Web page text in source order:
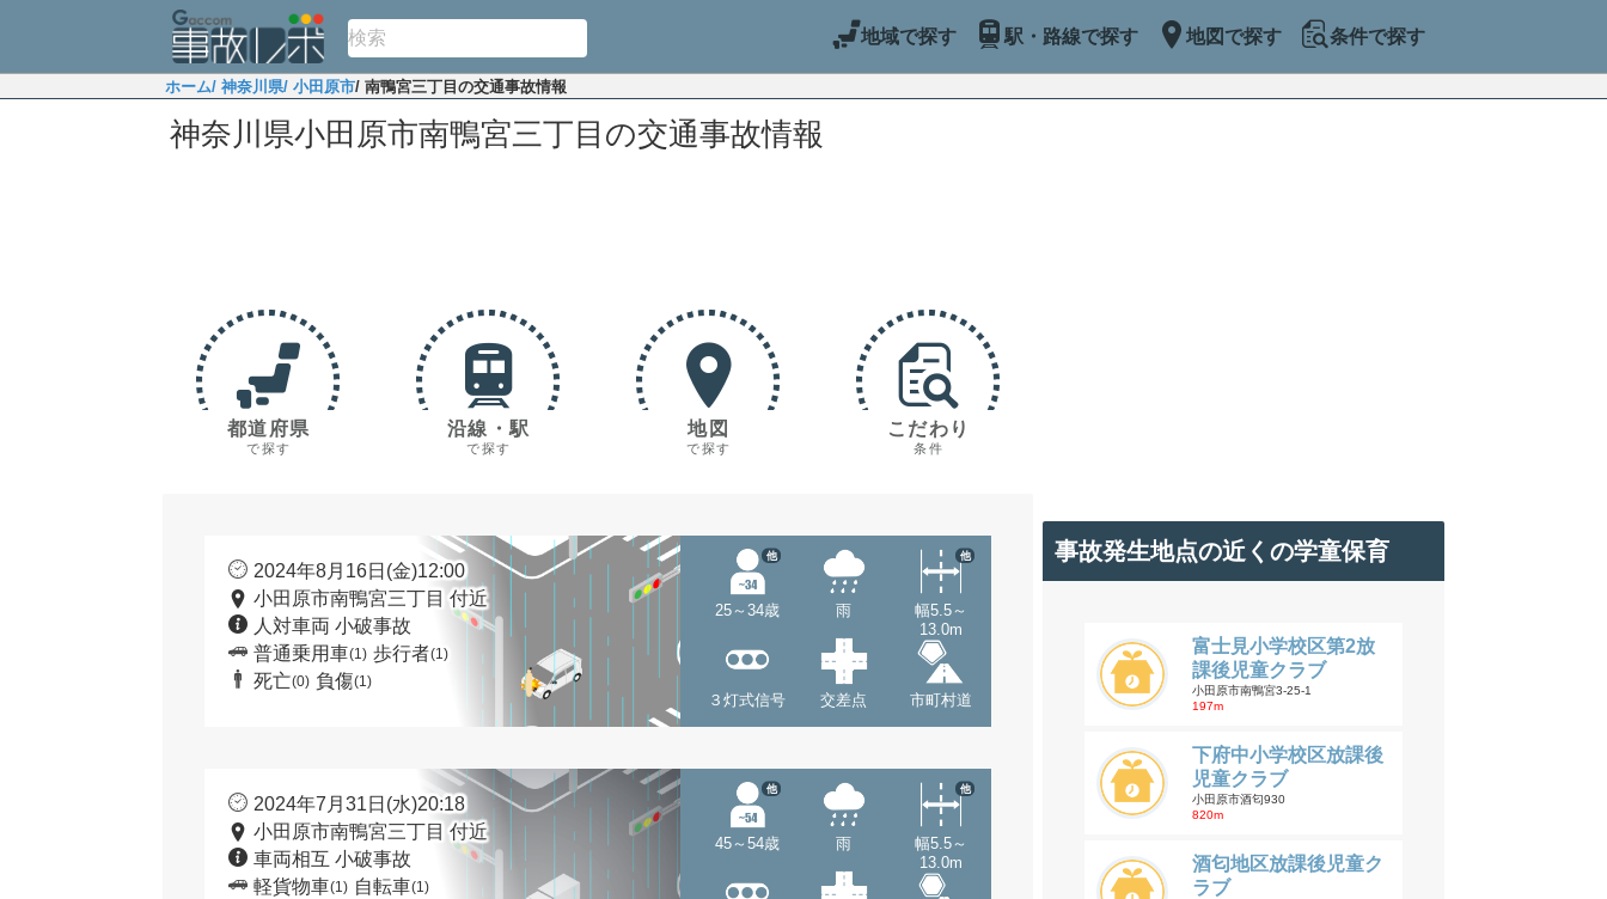
地域で探す 駅・路線で探す 地図で探す 条件で探す
ホーム/ 神奈川県/ 小田原市/ 南鴨宮三丁目の交通事故情報
神奈川県小田原市南鴨宮三丁目の交通事故情報
都道府県
で探す
沿線・駅
で探す
地図
で探す
こだわり
条件
2024年8月16日(金)12:00
小田原市南鴨宮三丁目 付近
人対車両 小破事故
普通乗用車(1) 歩行者(1)
死亡(0) 負傷(1)
25～34歳
他
雨
幅5.5～
13.0m
他
３灯式信号 交差点 市町村道
2024年7月31日(水)20:18
小田原市南鴨宮三丁目 付近
車両相互 小破事故
軽貨物車(1) 自転車(1)
45～54歳
他
雨
幅5.5～
13.0m
他
事故発生地点の近くの学童保育
富士見小学校区第2放
課後児童クラブ
小田原市南鴨宮3-25-1
197m
下府中小学校区放課後
児童クラブ
小田原市酒匂930
820m
酒匂地区放課後児童ク
ラブ